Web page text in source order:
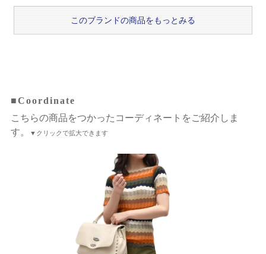
このブランドの商品をもっとみる
■Coordinate
こちらの商品をつかったコーディネートをご紹介しま
す。
▼クリックで拡大できます